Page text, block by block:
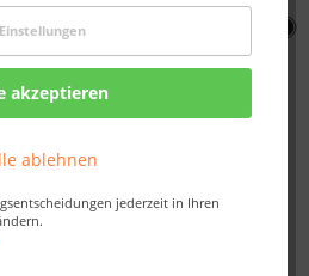
Einstellungen
akzeptieren
ablehnen
jederzeit in Ihren